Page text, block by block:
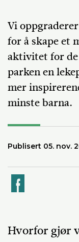
Vi
for å skape et
aktivitet for de
parken en
mer
minste barna.
Publisert 05. nov.
Hvorfor gjør